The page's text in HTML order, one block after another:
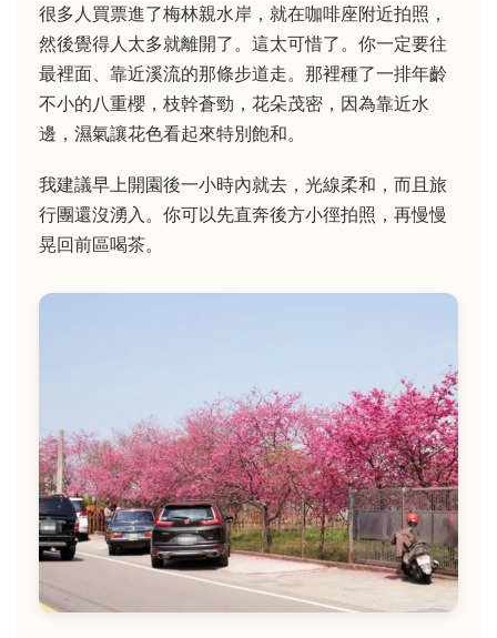
很多人買票進了梅林親水岸，就在咖啡座附近拍照，
然後覺得人太多就離開了。這太可惜了。你一定要往
最裡面、靠近溪流的那條步道走。那裡種了一排年齡
不小的八重櫻，枝幹蒼勁，花朵茂密，因為靠近水
邊，濕氣讓花色看起來特別飽和。
我建議早上開園後一小時內就去，光線柔和，而且旅
行團還沒湧入。你可以先直奔後方小徑拍照，再慢慢
晃回前區喝茶。